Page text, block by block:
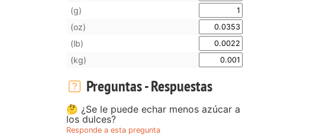
(g)
(oz)
(lb)
(kg)
Preguntas - Respuestas
🤔 ¿Se le puede echar menos azúcar a
los dulces?
Responde a esta pregunta